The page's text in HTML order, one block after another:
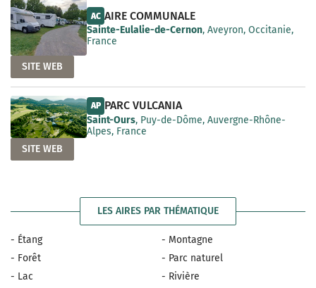
AC AIRE COMMUNALE
Sainte-Eulalie-de-Cernon, Aveyron, Occitanie,
France
SITE WEB
AP PARC VULCANIA
Saint-Ours, Puy-de-Dôme, Auvergne-Rhône-
Alpes, France
SITE WEB
LES AIRES PAR THÉMATIQUE
- Étang
- Forêt
- Lac
- Montagne
- Parc naturel
- Rivière